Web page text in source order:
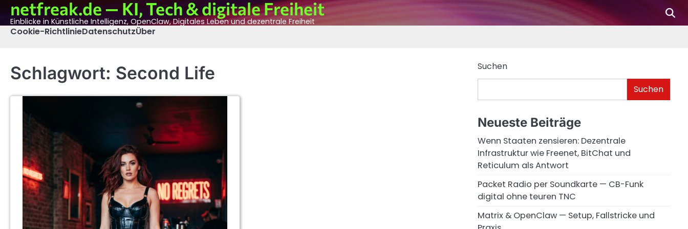
Skip
content
netfreak.de — KI, Tech & digitale Freiheit
Einblicke in Künstliche Intelligenz, OpenClaw, Digitales Leben und dezentrale Freiheit
Cookie-RichtlinieDatenschutzÜber
Schlagwort: Second Life
Suchen
Suchen
Neueste Beiträge
Wenn Staaten zensieren: Dezentrale
Infrastruktur wie Freenet, BitChat und
Reticulum als Antwort
Packet Radio per Soundkarte — CB-Funk
digital ohne teuren TNC
Matrix & OpenClaw — Setup, Fallstricke und